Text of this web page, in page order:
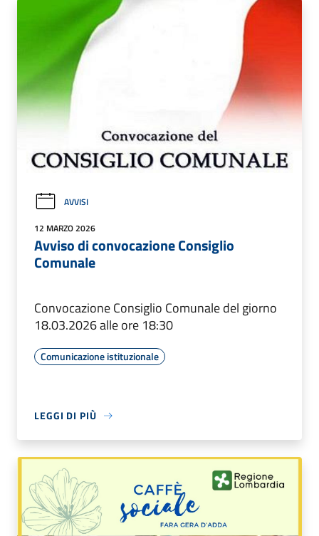
AVVISI
12 MARZO 2026
Avviso di convocazione Consiglio
Comunale
Convocazione Consiglio Comunale del giorno
18.03.2026 alle ore 18:30
Comunicazione istituzionale
LEGGI DI PIÙ